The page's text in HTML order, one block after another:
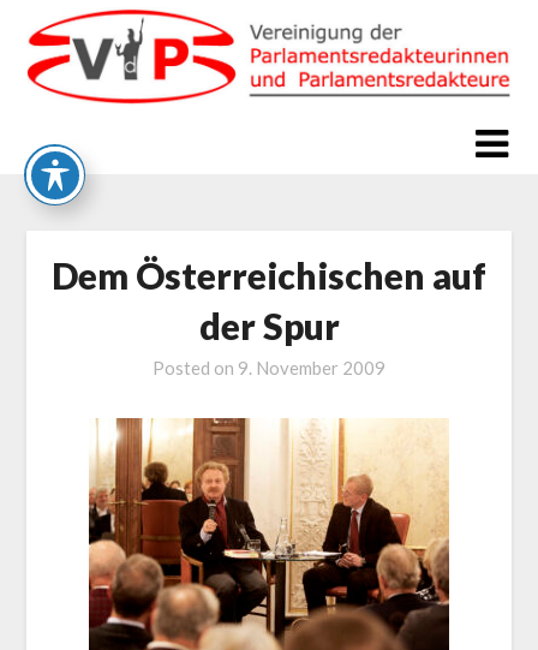
content
Dem Österreichischen auf
der Spur
Posted on 9. November 2009